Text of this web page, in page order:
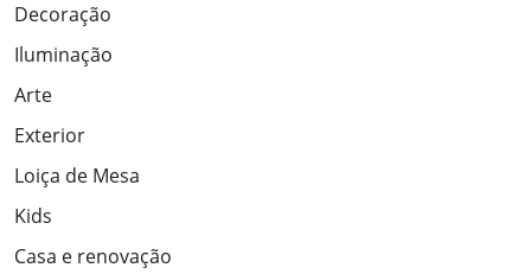
Decoração
Iluminação
Arte
Exterior
Loiça de Mesa
Kids
Casa e renovação